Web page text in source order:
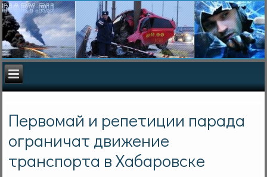
Первомай и репетиции парада
ограничат движение
транспорта в Хабаровске